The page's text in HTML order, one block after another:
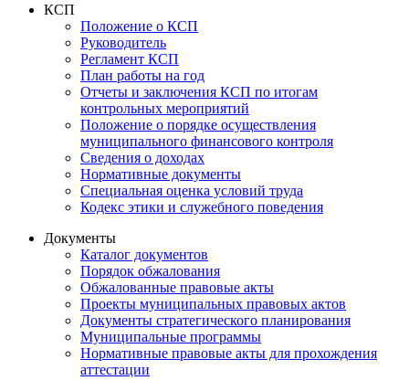
КСП
Положение о КСП
Руководитель
Регламент КСП
План работы на год
Отчеты и заключения КСП по итогам
контрольных мероприятий
Положение о порядке осуществления
муниципального финансового контроля
Сведения о доходах
Нормативные документы
Специальная оценка условий труда
Кодекс этики и служебного поведения
Документы
Каталог документов
Порядок обжалования
Обжалованные правовые акты
Проекты муниципальных правовых актов
Документы стратегического планирования
Муниципальные программы
Нормативные правовые акты для прохождения
аттестации